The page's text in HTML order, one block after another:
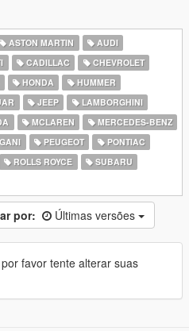
ASTON MARTIN
AUDI
CADILLAC
CHEVROLET
HONDA
HUMMER
JEEP
LAMBORGHINI
MCLAREN
MERCEDES-BENZ
PEUGEOT
PONTIAC
ROLLS ROYCE
SUBARU
por: Últimas versões
favor tente alterar suas